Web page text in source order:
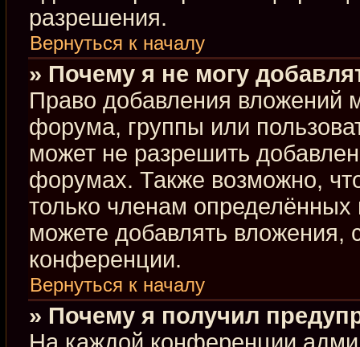
разрешения.
Вернуться к началу
» Почему я не могу
Право добавления вложений
форума, группы или
может не разрешить
форумах. Также возможно,
только членам
можете добавлять вложения,
конференции.
Вернуться к началу
» Почему я получил